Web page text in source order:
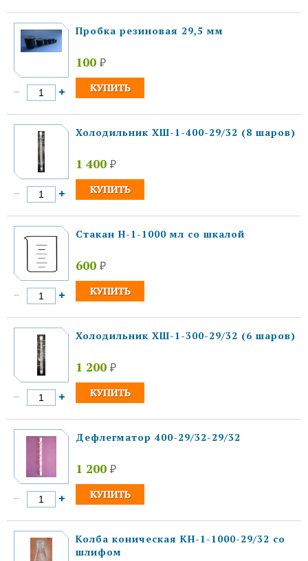
Пробка резиновая 29,5 мм
100 ₽
Холодильник ХШ-1-400-29/32 (8 шаров)
1 400 ₽
Стакан Н-1-1000 мл со шкалой
600 ₽
Холодильник ХШ-1-300-29/32 (6 шаров)
1 200 ₽
Дефлегматор 400-29/32-29/32
1 200 ₽
Колба коническая КН-1-1000-29/32 со
шлифом